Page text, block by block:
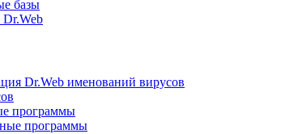
базы
Dr.Web именований вирусов
программы
программы